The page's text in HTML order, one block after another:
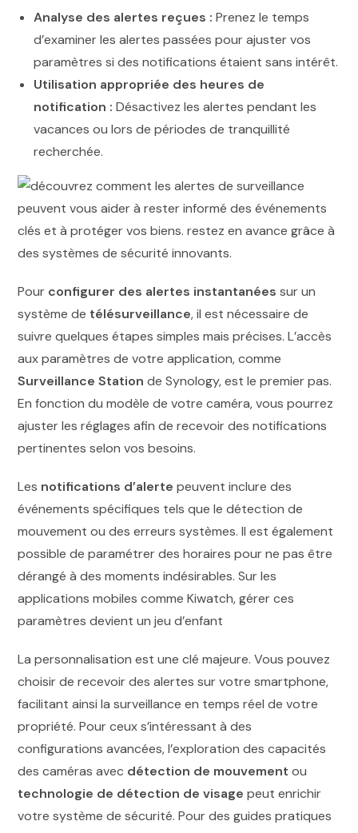
Analyse des alertes reçues : Prenez le temps
d’examiner les alertes passées pour ajuster vos
paramètres si des notifications étaient sans intérêt.
Utilisation appropriée des heures de
notification : Désactivez les alertes pendant les
vacances ou lors de périodes de tranquillité
recherchée.
Pour configurer des alertes instantanées sur un
système de télésurveillance, il est nécessaire de
suivre quelques étapes simples mais précises. L’accès
aux paramètres de votre application, comme
Surveillance Station de Synology, est le premier pas.
En fonction du modèle de votre caméra, vous pourrez
ajuster les réglages afin de recevoir des notifications
pertinentes selon vos besoins.
Les notifications d’alerte peuvent inclure des
événements spécifiques tels que le détection de
mouvement ou des erreurs systèmes. Il est également
possible de paramétrer des horaires pour ne pas être
dérangé à des moments indésirables. Sur les
applications mobiles comme Kiwatch, gérer ces
paramètres devient un jeu d’enfant
La personnalisation est une clé majeure. Vous pouvez
choisir de recevoir des alertes sur votre smartphone,
facilitant ainsi la surveillance en temps réel de votre
propriété. Pour ceux s’intéressant à des
configurations avancées, l’exploration des capacités
des caméras avec détection de mouvement ou
technologie de détection de visage peut enrichir
votre système de sécurité. Pour des guides pratiques